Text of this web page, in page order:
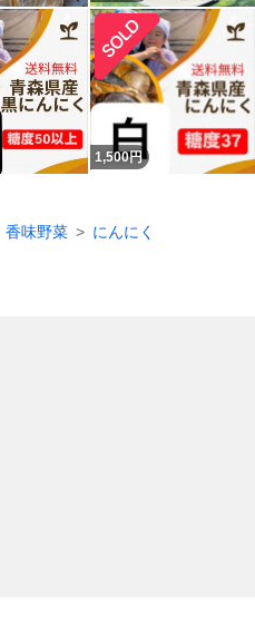
1,500円
香味野菜 にんにく